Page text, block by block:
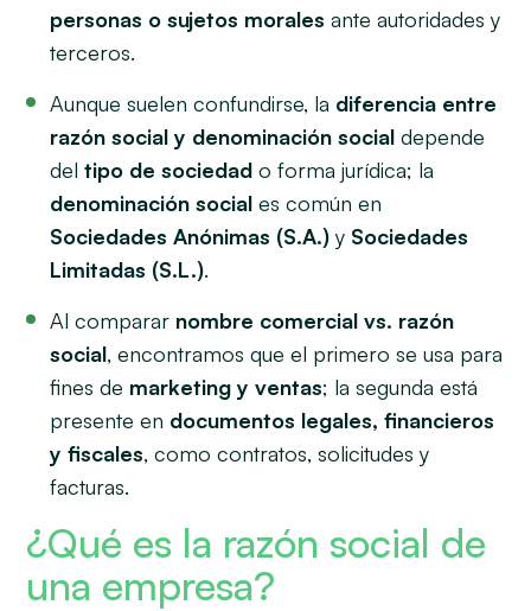
personas o sujetos morales ante autoridades y
terceros.
Aunque suelen confundirse, la diferencia entre
razón social y denominación social depende
deltipo de sociedado forma jurídica; la
denominación social es común en
Sociedades Anónimas (S.A.) y Sociedades
Limitadas (S.L.).
Al comparar nombre comercial vs. razón
social, encontramos que el primero se usa para
fines de marketing y ventas; la segunda está
presente en documentos legales, financieros
y fiscales, como contratos, solicitudes y
facturas.
¿Qué es la razón social de
una empresa?